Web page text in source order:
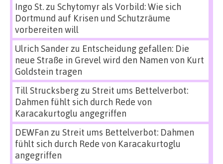
Ingo St.zu Schytomyr als Vorbild: Wie sich
Dortmund auf Krisen und Schutzräume
vorbereiten will
Ulrich Sanderzu Entscheidung gefallen: Die
neue Straße in Grevel wird den Namen von Kurt
Goldstein tragen
Till Strucksbergzu Streit ums Bettelverbot:
Dahmen fühlt sich durch Rede von
Karacakurtoglu angegriffen
DEWFan zu Streit ums Bettelverbot: Dahmen
fühlt sich durch Rede von Karacakurtoglu
angegriffen